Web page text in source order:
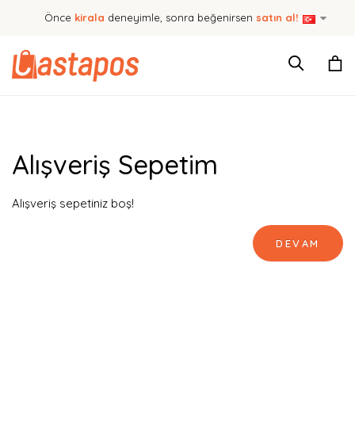
Önce kirala deneyimle, sonra beğenirsen satın al!
Alışveriş Sepetim
Alışveriş sepetiniz boş!
DEVAM